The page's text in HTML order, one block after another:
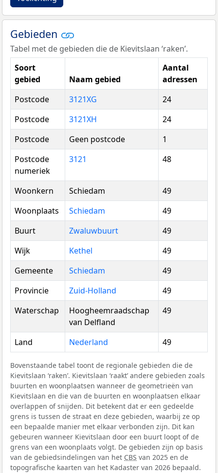
Gebieden
Tabel met de gebieden die de Kievitslaan ‘raken’.
Soort
gebied
Naam gebied
Aantal
adressen
Postcode
3121XG
24
Postcode
3121XH
24
Postcode
Geen postcode
1
Postcode
numeriek
3121 48
Woonkern Schiedam
49
Woonplaats
Schiedam
49
Buurt
Zwaluwbuurt
49
Wijk
Kethel
49
Gemeente
Schiedam
49
Provincie
Zuid-Holland
49
Waterschap
Hoogheemraadschap
van Delfland
49
Land Nederland 49
Bovenstaande tabel toont de regionale gebieden die de
Kievitslaan ‘raken’. Kievitslaan ‘raakt’ andere gebieden zoals
buurten en woonplaatsen wanneer de geometrieën van
Kievitslaan en die van de buurten en woonplaatsen elkaar
overlappen of snijden. Dit betekent dat er een gedeelde
grens is tussen de straat en deze gebieden, waarbij ze op
een bepaalde manier met elkaar verbonden zijn. Dit kan
gebeuren wanneer Kievitslaan door een buurt loopt of de
grens van een woonplaats volgt. De gebieden zijn op basis
van de gebiedsindelingen van het CBS van 2025 en de
topografische kaarten van het Kadaster van 2026 bepaald.